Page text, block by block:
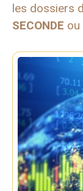
les dossiers
SECONDE ou